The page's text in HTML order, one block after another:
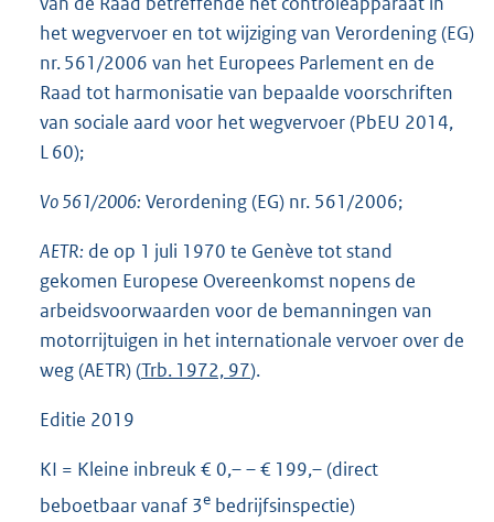
het wegvervoer en tot wijziging van Verordening (EG)
nr. 561/2006 van het Europees Parlement en de
Raad tot harmonisatie van bepaalde voorschriften
van sociale aard voor het wegvervoer (PbEU 2014,
L 60);
Vo 561/2006: Verordening (EG) nr. 561/2006;
AETR: de op 1 juli 1970 te Genève tot stand
gekomen Europese Overeenkomst nopens de
arbeidsvoorwaarden voor de bemanningen van
motorrijtuigen in het internationale vervoer over de
weg (AETR) (Trb. 1972, 97).
Editie 2019
KI = Kleine inbreuk € 0,– – € 199,– (direct
beboetbaar vanaf 3e bedrijfsinspectie)